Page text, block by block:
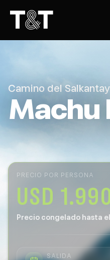
Camino del Salkantay
Machu
PRECIO POR PERSONA
USD
Precio congelado hasta
SALIDA